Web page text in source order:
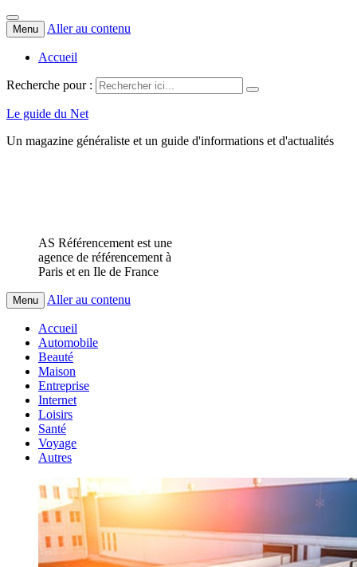
Menu Aller au contenu
Accueil
Recherche pour :
Le guide du Net
Un magazine généraliste et un guide d'informations et d'actualités
AS Référencement est une
agence de référencement à
Paris et en Ile de France
Menu Aller au contenu
Accueil
Automobile
Beauté
Maison
Entreprise
Internet
Loisirs
Santé
Voyage
Autres